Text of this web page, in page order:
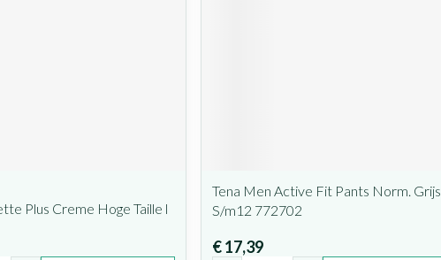
Plus Creme Hoge Taille l
Tena Men Active Fit Pants Norm. Grijs
S/m12 772702
€ 17,39